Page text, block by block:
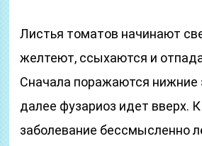
Листья томатов начинают
желтеют, ссыхаются и
Сначала поражаются нижние
далее фузариоз идет вверх.
заболевание бессмысленно